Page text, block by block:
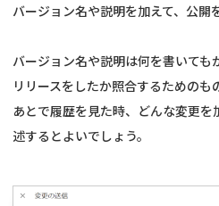
バージョン名や説明を加えて、公開
バージョン名や説明は何を書いて
リリースをしたか照合するためのも
あとで履歴を見た時、どんな変更
述するとよいでしょう。